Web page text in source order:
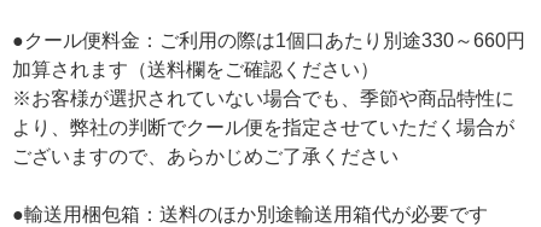
●クール便料金：ご利用の際は1個口あたり別途330～660円
加算されます（送料欄をご確認ください）
※お客様が選択されていない場合でも、季節や商品特性に
より、弊社の判断でクール便を指定させていただく場合が
ございますので、あらかじめご了承ください
●輸送用梱包箱：送料のほか別途輸送用箱代が必要です